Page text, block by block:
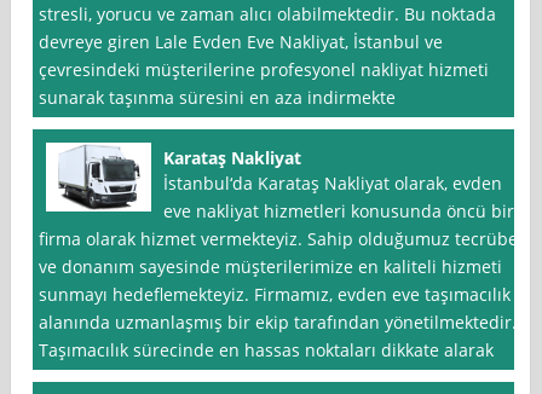
stresli, yorucu ve zaman alıcı olabilmektedir. Bu noktada
devreye giren Lale Evden Eve Nakliyat, İstanbul ve
çevresindeki müşterilerine profesyonel nakliyat hizmeti
sunarak taşınma süresini en aza indirmekte
Karataş Nakliyat
İstanbul‘da Karataş Nakliyat olarak, evden
eve nakliyat hizmetleri konusunda öncü bir
firma olarak hizmet vermekteyiz. Sahip olduğumuz tecrübe
ve donanım sayesinde müşterilerimize en kaliteli hizmeti
sunmayı hedeflemekteyiz. Firmamız, evden eve taşımacılık
alanında uzmanlaşmış bir ekip tarafından yönetilmektedir.
Taşımacılık sürecinde en hassas noktaları dikkate alarak